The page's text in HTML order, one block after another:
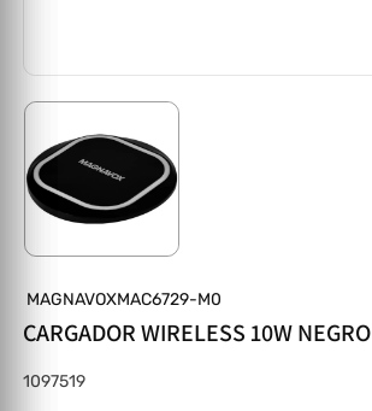
MAGNAVOXMAC6729-M0
CARGADOR WIRELESS 10W NEGRO
SKU:
1097519